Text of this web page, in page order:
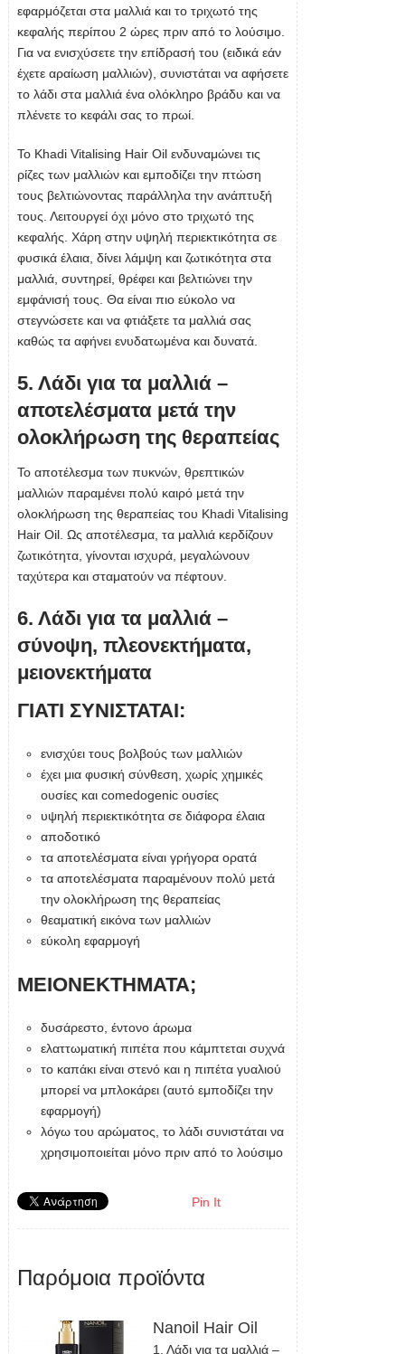
εφαρμόζεται στα μαλλιά και το τριχωτό της
κεφαλής περίπου 2 ώρες πριν από το λούσιμο.
Για να ενισχύσετε την επίδρασή του (ειδικά εάν
έχετε αραίωση μαλλιών), συνιστάται να αφήσετε
το λάδι στα μαλλιά ένα ολόκληρο βράδυ και να
πλένετε το κεφάλι σας το πρωί.
Το Khadi Vitalising Hair Oil ενδυναμώνει τις
ρίζες των μαλλιών και εμποδίζει την πτώση
τους βελτιώνοντας παράλληλα την ανάπτυξή
τους. Λειτουργεί όχι μόνο στο τριχωτό της
κεφαλής. Χάρη στην υψηλή περιεκτικότητα σε
φυσικά έλαια, δίνει λάμψη και ζωτικότητα στα
μαλλιά, συντηρεί, θρέφει και βελτιώνει την
εμφάνισή τους. Θα είναι πιο εύκολο να
στεγνώσετε και να φτιάξετε τα μαλλιά σας
καθώς τα αφήνει ενυδατωμένα και δυνατά.
5. Λάδι για τα μαλλιά –
αποτελέσματα μετά την
ολοκλήρωση της θεραπείας
Το αποτέλεσμα των πυκνών, θρεπτικών
μαλλιών παραμένει πολύ καιρό μετά την
ολοκλήρωση της θεραπείας του Khadi Vitalising
Hair Oil. Ως αποτέλεσμα, τα μαλλιά κερδίζουν
ζωτικότητα, γίνονται ισχυρά, μεγαλώνουν
ταχύτερα και σταματούν να πέφτουν.
6. Λάδι για τα μαλλιά –
σύνοψη, πλεονεκτήματα,
μειονεκτήματα
ΓΙΑΤΙ ΣΥΝΙΣΤΑΤΑΙ:
ενισχύει τους βολβούς των μαλλιών
έχει μια φυσική σύνθεση, χωρίς χημικές
ουσίες και comedogenic ουσίες
υψηλή περιεκτικότητα σε διάφορα έλαια
αποδοτικό
τα αποτελέσματα είναι γρήγορα ορατά
τα αποτελέσματα παραμένουν πολύ μετά
την ολοκλήρωση της θεραπείας
θεαματική εικόνα των μαλλιών
εύκολη εφαρμογή
ΜΕΙΟΝΕΚΤΗΜΑΤΑ;
δυσάρεστο, έντονο άρωμα
ελαττωματική πιπέτα που κάμπτεται συχνά
το καπάκι είναι στενό και η πιπέτα γυαλιού
μπορεί να μπλοκάρει (αυτό εμποδίζει την
εφαρμογή)
λόγω του αρώματος, το λάδι συνιστάται να
χρησιμοποιείται μόνο πριν από το λούσιμο
Pin It
Παρόμοια προϊόντα
Nanoil Hair Oil
1. Λάδι για τα μαλλιά –